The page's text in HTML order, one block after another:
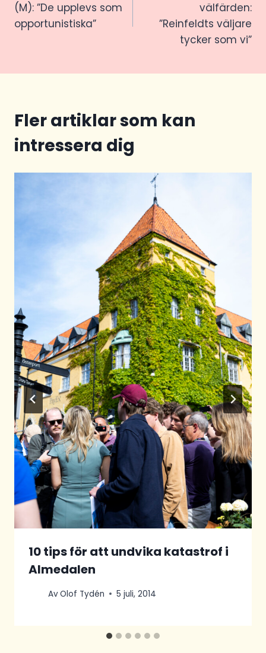
(M): ”De upplevs som
opportunistiska”
välfärden:
”Reinfeldts väljare
tycker som vi”
Fler artiklar som kan
intressera dig
10 tips för att undvika katastrof i
Almedalen
AvOlof Tydén 5 juli, 2014